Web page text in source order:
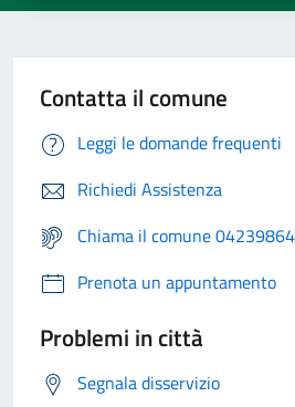
Contatta il comune
Leggi le domande frequenti
Richiedi Assistenza
Chiama il comune
Prenota un appuntamento
Problemi in città
Segnala disservizio